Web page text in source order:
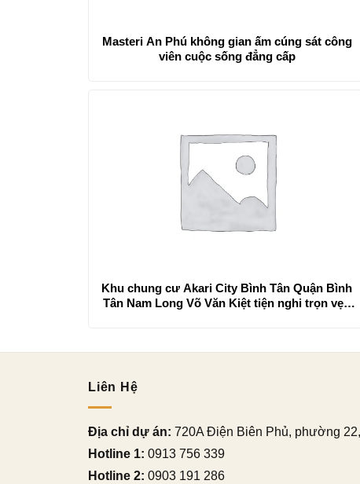
Masteri An Phú không gian ấm cúng sát công
viên cuộc sống đẳng cấp
Khu chung cư Akari City Bình Tân Quận Bình
Tân Nam Long Võ Văn Kiệt tiện nghi trọn vẹn
Liên Hệ
Địa chỉ dự án: 720A Điện Biên Phủ, phường
Hotline 1: 0913 756 339
Hotline 2: 0903 191 286